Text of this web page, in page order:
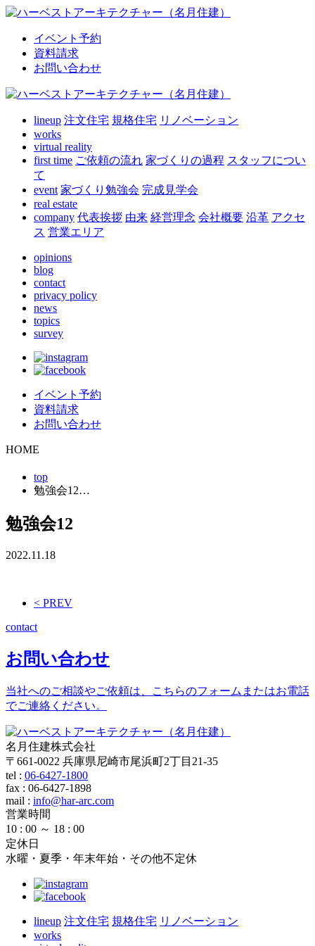
イベント予約
資料請求
お問い合わせ
lineup 注文住宅 規格住宅 リノベーション
works
virtual reality
first time ご依頼の流れ 家づくりの過程 スタッフについ
て
event 家づくり勉強会 完成見学会
real estate
company 代表挨拶 由来 経営理念 会社概要 沿革 アクセ
ス 営業エリア
opinions
blog
contact
privacy policy
news
topics
survey
イベント予約
資料請求
お問い合わせ
HOME
top
勉強会12…
勉強会12
2022.11.18
< PREV
contact
お問い合わせ
当社へのご相談やご依頼は、こちらのフォームまたはお電話
でご連絡ください。
名月住建株式会社
〒661-0022 兵庫県尼崎市尾浜町2丁目21-35
tel : 06-6427-1800
fax : 06-6427-1898
mail : info@har-arc.com
営業時間
10 : 00 ～ 18 : 00
定休日
水曜・夏季・年末年始・その他不定休
lineup 注文住宅 規格住宅 リノベーション
works